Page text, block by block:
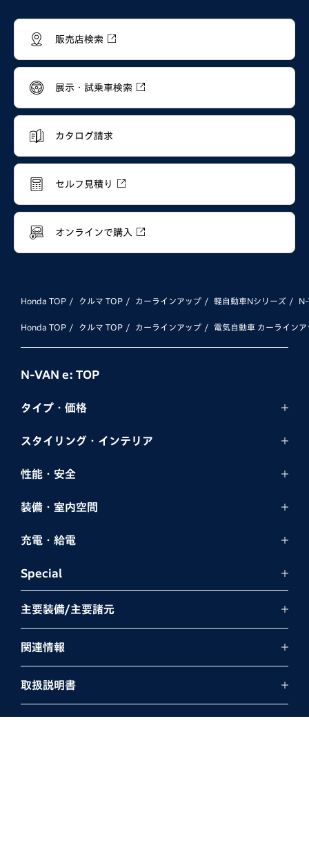
販売店検索
展示・試乗車検索
カタログ請求
セルフ見積り
オンラインで購入
Honda TOP クルマ TOP カーラインアップ 軽自動車Nシリーズ
Honda TOP クルマ TOP カーラインアップ 電気自動車 カーラインア
N-VAN e: TOP
タイプ・価格
スタイリング・ インテリア
性能・安全
装備・室内空間
充電・給電
Special
主要装備/主要諸元
関連情報
取扱説明書